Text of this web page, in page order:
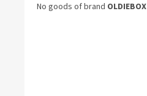
No goods of brand OLDIEBOX